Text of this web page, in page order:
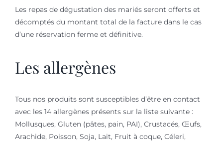
Les repas de dégustation des mariés seront offerts et
décomptés du montant total de la facture dans le cas
d’une réservation ferme et définitive.
Les allergènes
Tous nos produits sont susceptibles d’être en contact
avec les 14 allergènes présents sur la liste suivante :
Mollusques, Gluten (pâtes, pain, PAI), Crustacés, Œufs,
Arachide, Poisson, Soja, Lait, Fruit à coque, Céleri,